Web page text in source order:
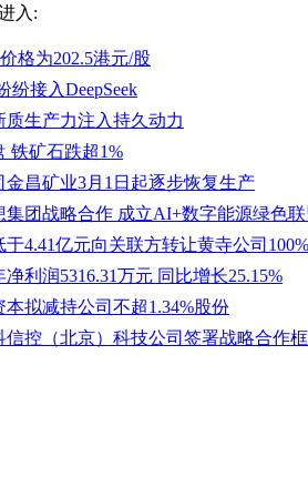
入:
格为202.5港元/股
纷接入DeepSeek
生产力注入持久动力
铁矿石跌超1%
昌矿业3月1日起逐步恢复生产
集团战略合作 成立AI+数字能源绿色
4.41亿元向关联方转让黄寺公司
利润5316.31万元 同比增长25.15%
本拟减持公司不超1.34%股份
信控（北京）科技公司签署战略合作